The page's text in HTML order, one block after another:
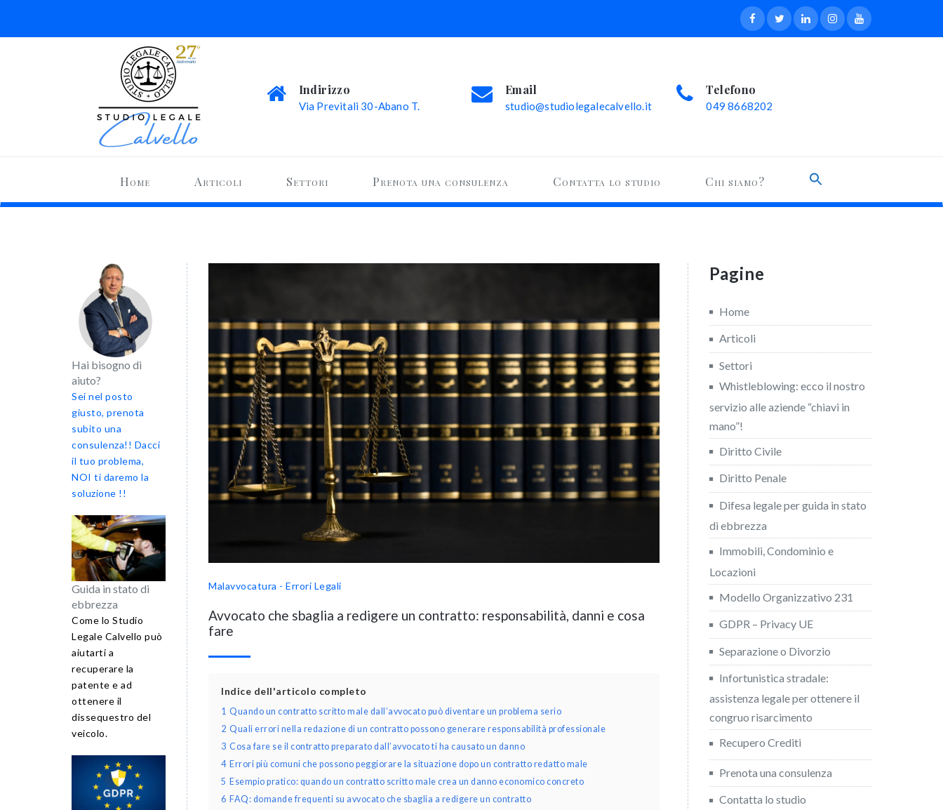
Indirizzo
Via Previtali 30-Abano T.
Email
studio@studiolegalecalvello.it
Telefono
049 8668202
Home Articoli Settori Prenota una consulenza Contatta lo studio Chi siamo?
Hai bisogno di
aiuto?
Sei nel posto
giusto, prenota
subito una
consulenza!! Dacci
il tuo problema,
NOI ti daremo la
soluzione !!
Guida in stato di
ebbrezza
Come lo Studio
Legale Calvello può
aiutarti a
recuperare la
patente e ad
ottenere il
dissequestro del
veicolo.
Malavvocatura - Errori Legali
Avvocato che sbaglia a redigere un contratto: responsabilità, danni e cosa
fare
Indice dell'articolo completo
1 Quando un contratto scritto male dall’avvocato può diventare un problema serio
2 Quali errori nella redazione di un contratto possono generare responsabilità professionale
3 Cosa fare se il contratto preparato dall’avvocato ti ha causato un danno
4 Errori più comuni che possono peggiorare la situazione dopo un contratto redatto male
5 Esempio pratico: quando un contratto scritto male crea un danno economico concreto
6 FAQ: domande frequenti su avvocato che sbaglia a redigere un contratto
Pagine
Home
Articoli
Settori
Whistleblowing: ecco il nostro
servizio alle aziende “chiavi in
mano”!
Diritto Civile
Diritto Penale
Difesa legale per guida in stato
di ebbrezza
Immobili, Condominio e
Locazioni
Modello Organizzativo 231
GDPR – Privacy UE
Separazione o Divorzio
Infortunistica stradale:
assistenza legale per ottenere il
congruo risarcimento
Recupero Crediti
Prenota una consulenza
Contatta lo studio